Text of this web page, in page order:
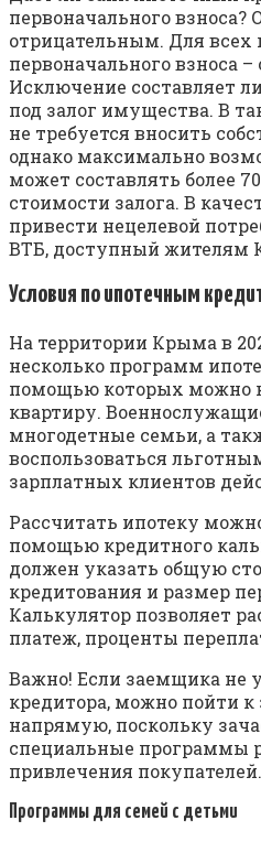
первоначального взноса?
отрицательным. Для
первоначального взноса –
Исключение составляет
под залог имущества. В
не требуется вносить
однако максимально
может составлять более
стоимости залога. В
привести нецелевой
ВТБ, доступный жителям
Условия по ипотечным
На территории Крыма в
несколько программ
помощью которых можно
квартиру.
многодетные семьи, а
воспользоваться
зарплатных клиентов
Рассчитать ипотеку
помощью кредитного
должен указать общую
кредитования и размер
Калькулятор позволяет
платеж, проценты
Важно! Если заемщика не
кредитора, можно пойти
напрямую, поскольку
специальные программы
привлечения покупателей.
Программы для семей с детьми